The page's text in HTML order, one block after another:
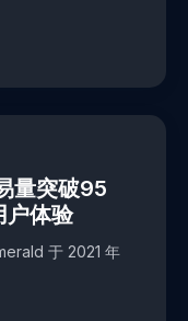
量突破95
户体验
于 2021 年